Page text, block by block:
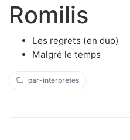
Romilis
Les regrets (en duo)
Malgré le temps
par-interpretes